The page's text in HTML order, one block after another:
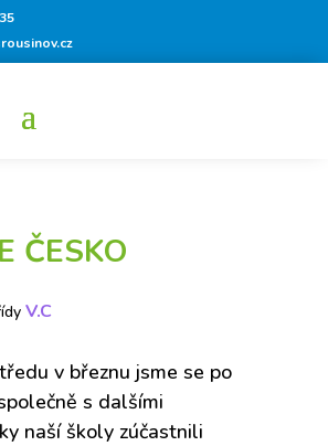
ČESKO
V.C
v březnu jsme se po
s dalšími
naší školy zúčastnili